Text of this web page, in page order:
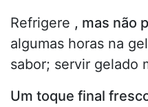
Refrigere , mas não
algumas horas na
sabor; servir gelado
Um toque final